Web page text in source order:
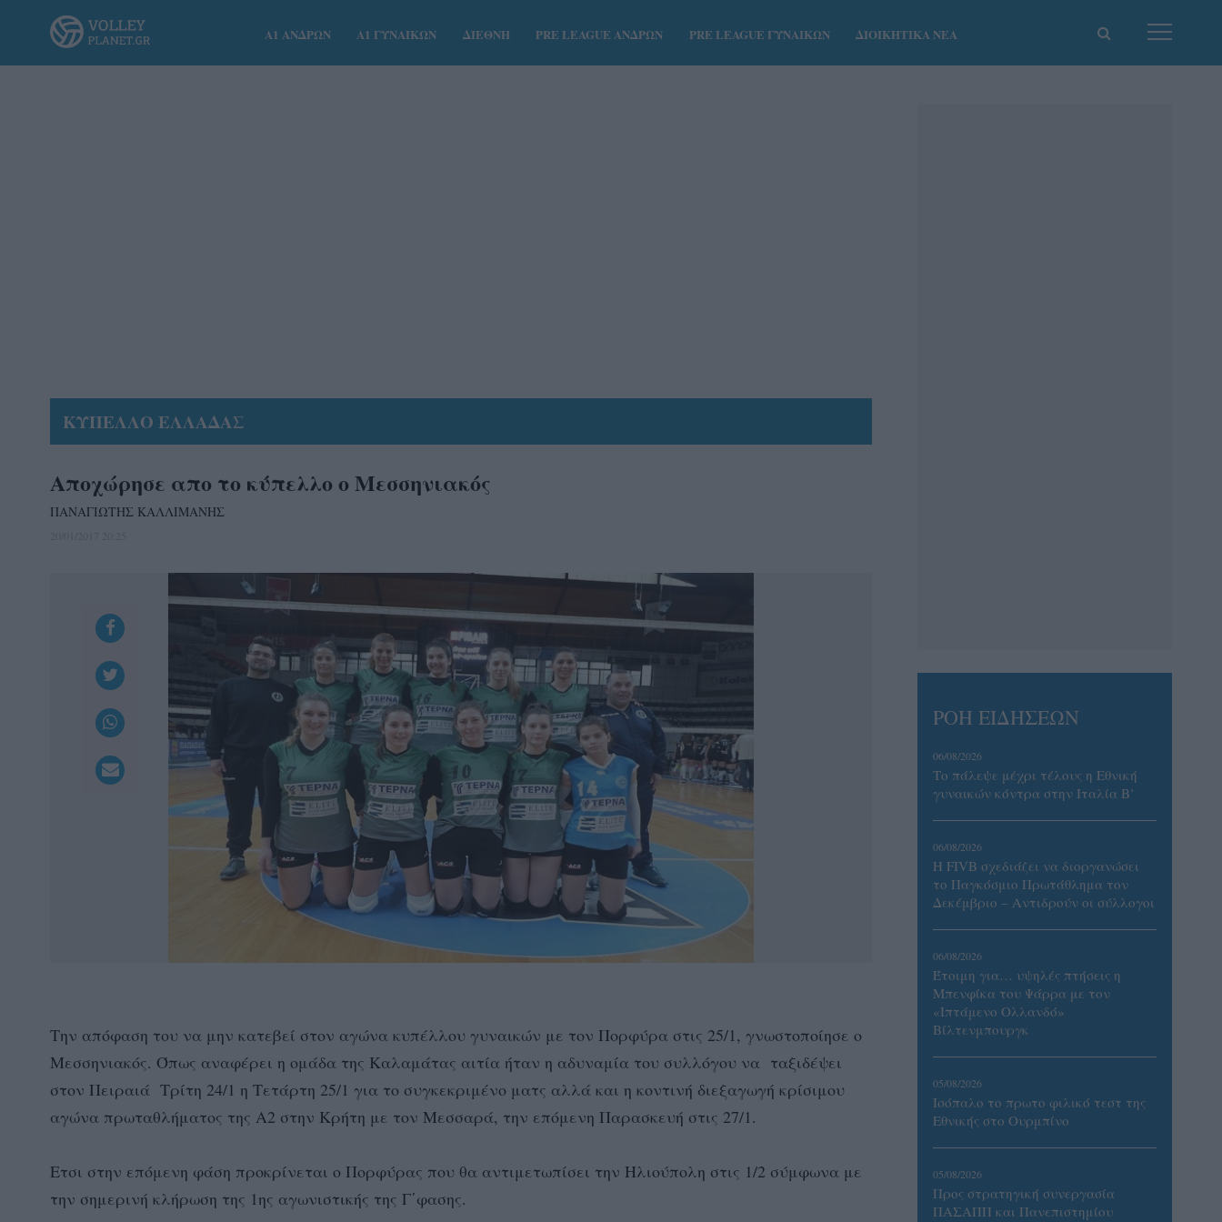
Α1 ΑΝΔΡΩΝ Α1 ΓΥΝΑΙΚΩΝ ΔΙΕΘΝΗ PRE LEAGUE ΑΝΔΡΩΝ PRE LEAGUE ΓΥΝΑΙΚΩΝ ΔΙΟΙΚΗΤΙΚΑ ΝΕΑ
ΚΥΠΕΛΛΟ ΕΛΛΑΔΑΣ
Αποχώρησε απο το κύπελλο ο Μεσσηνιακός
ΠΑΝΑΓΙΩΤΗΣ ΚΑΛΛΙΜΑΝΗΣ
Την απόφαση του να μην κατεβεί στον αγώνα κυπέλλου γυναικών με τον Πορφύρα στις 25/1, γνωστοποίησε ο
Μεσσηνιακός. Όπως αναφέρει η ομάδα της Καλαμάτας αιτία ήταν η αδυναμία του συλλόγου να ταξιδέψει
στον Πειραιά Τρίτη 24/1 η Τετάρτη 25/1 για το συγκεκριμένο ματς αλλά και η κοντινή διεξαγωγή κρίσιμου
αγώνα πρωταθλήματος της Α2 στην Κρήτη με τον Μεσσαρά, την επόμενη Παρασκευή στις 27/1.
Ετσι στην επόμενη φάση προκρίνεται ο Πορφύρας που θα αντιμετωπίσει την Ηλιούπολη στις 1/2 σύμφωνα με
την σημερινή κλήρωση της 1ης αγωνιστικής της Γ΄φασης.
ΡΟΗ ΕΙΔΗΣΕΩΝ
06/08/2026
Το πάλεψε μέχρι τέλους η Εθνική
γυναικών κόντρα στην Ιταλία Β’
06/08/2026
Η FIVB σχεδιάζει να διοργανώσει
το Παγκόσμιο Πρωτάθλημα τον
Δεκέμβριο – Αντιδρούν οι σύλλογοι
06/08/2026
Έτοιμη για… υψηλές πτήσεις η
Μπενφίκα του Ψάρρα με τον
«Ιπτάμενο Ολλανδό»
Βίλτενμπουργκ
05/08/2026
Ισόπαλο το πρωτο φιλικό τεστ της
Εθνικής στο Ουρμπίνο
05/08/2026
Προς στρατηγική συνεργασία
ΠΑΣΑΠΠ και Πανεπιστημίου